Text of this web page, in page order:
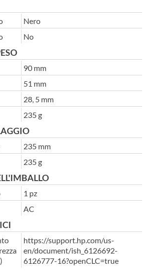
Nero
No
90 mm
51 mm
28, 5 mm
235 g
235 mm
235 g
1 pz
AC
https://support.hp.com/us-
en/document/ish_6126692-
6126777-16?openCLC=true